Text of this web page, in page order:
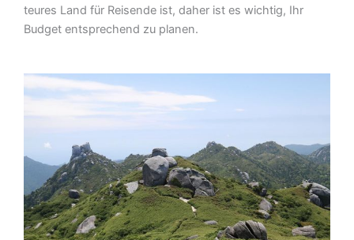
teures Land für Reisende ist, daher ist es wichtig, Ihr
Budget entsprechend zu planen.